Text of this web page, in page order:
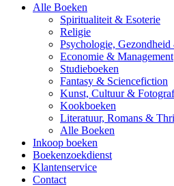
Alle Boeken
Spiritualiteit & Esoterie
Religie
Psychologie,
Economie & Management
Studieboeken
Fantasy & Sciencefiction
Kunst, Cultuur &
Kookboeken
Literatuur, Romans &
Alle Boeken
Inkoop boeken
Boekenzoekdienst
Klantenservice
Contact